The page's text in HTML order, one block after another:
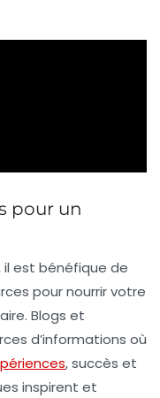
pour un
est bénéfique de
pour nourrir votre
Blogs et
d’informations où
, succès et
inspirent et